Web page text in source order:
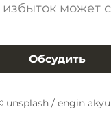
может
Обсудить
unsplash / engin